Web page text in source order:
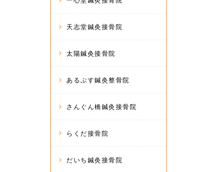
天志堂鍼灸接骨院
太陽鍼灸接骨院
あるぷす鍼灸整骨院
さんぐん橋鍼灸接骨院
らくだ接骨院
だいち鍼灸接骨院